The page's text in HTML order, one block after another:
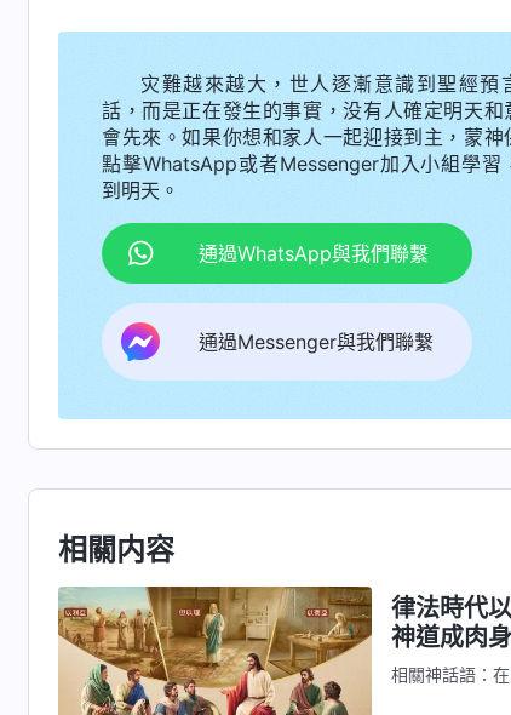
灾難越來越大，世人逐漸意識到聖經預
話，而是正在發生的事實，没有人確定明天和
會先來。如果你想和家人一起迎接到主，蒙神
點擊WhatsApp或者Messenger加入小組學習
到明天。
通過WhatsApp與我們聯繫
通過Messenger與我們聯繫
相關内容
律法時代
神道成肉
相關神話語：